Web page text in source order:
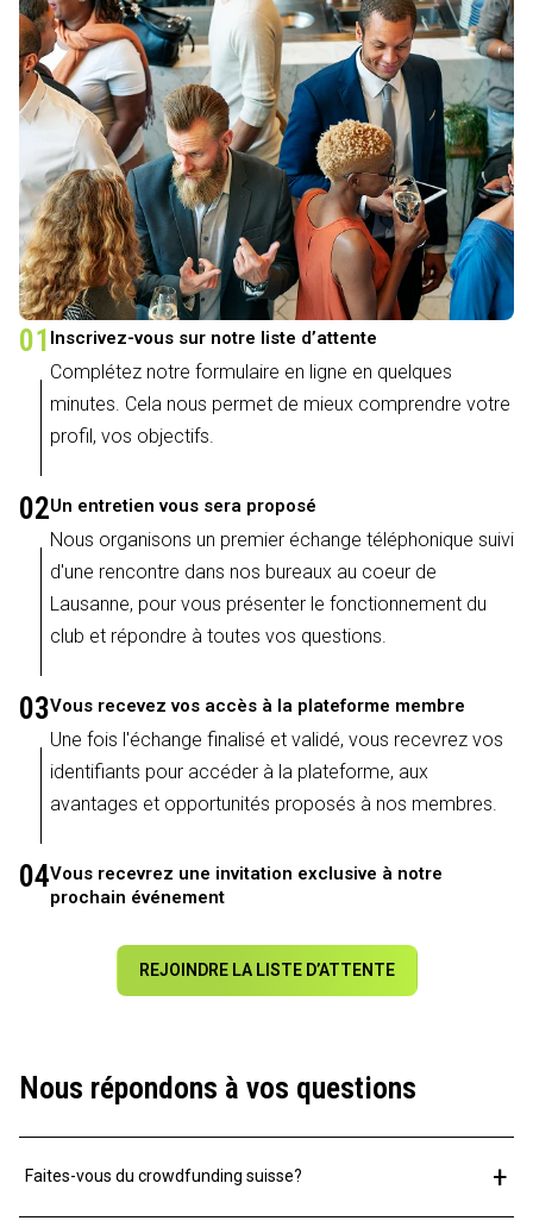
01 Inscrivez-vous sur notre liste d’attente
Complétez notre formulaire en ligne en quelques
minutes. Cela nous permet de mieux comprendre votre
profil, vos objectifs.
02Un entretien vous sera proposé
Nous organisons un premier échange téléphonique suivi
d'une rencontre dans nos bureaux au coeur de
Lausanne, pour vous présenter le fonctionnement du
club et répondre à toutes vos questions.
03Vous recevez vos accès à la plateforme membre
Une fois l'échange finalisé et validé, vous recevrez vos
identifiants pour accéder à la plateforme, aux
avantages et opportunités proposés à nos membres.
04Vous recevrez une invitation exclusive à notre
prochain événement
REJOINDRE LA LISTE D’ATTENTE
Nous répondons à vos questions
Faites-vous du crowdfunding suisse? +